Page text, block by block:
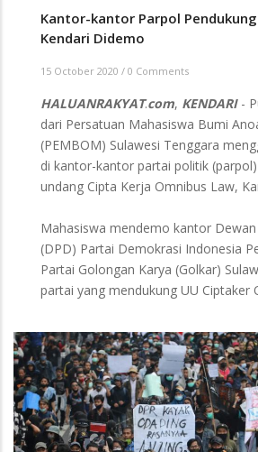
Kantor-kantor Parpol
Kendari Didemo
15 October 2020 / 0 Comments
HALUANRAKYAT.com, KENDARI-
dari Persatuan Mahasiswa Bumi
(PEMBOM) Sulawesi Tenggara
di kantor-kantor partai politik
undang Cipta Kerja Omnibus Law,
Mahasiswa mendemo kantor
(DPD) Partai Demokrasi Indonesia
Partai Golongan Karya (Golkar)
partai yang mendukung UU Ciptaker